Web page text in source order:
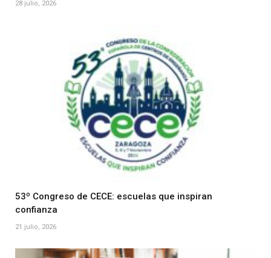
28 julio, 2026
53º Congreso de CECE: escuelas que inspiran
confianza
21 julio, 2026